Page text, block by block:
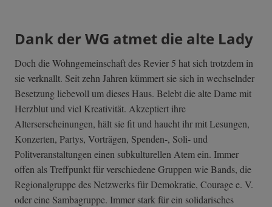
Dank der WG atmet die alte Lady
Doch die Wohngemeinschaft des Revier 5 hat sich trotzdem in
sie verknallt. Seit zehn Jahren kümmert sie sich in wechselnder
Besetzung liebevoll um dieses Haus. Belebt die alte Dame mit
Herzblut und viel Kreativität. Akzeptiert ihre
Alterserscheinungen, hält sie fit und haucht ihr mit Lesungen,
Konzerten, Partys, Vorträgen, Spenden-, Soli- und
Politveranstaltungen einen subkulturellen Atem ein. Immer
offen als Treffpunkt für verschiedene Gruppen wie Bands, die
Regionalgruppe des Netzwerks für Demokratie, Courage e. V.
oder eine Sambagruppe. Immer stark für ein solidarisches